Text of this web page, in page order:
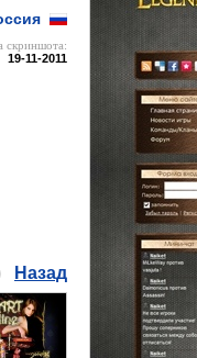
cкриншота:
19-11-2011
Назад